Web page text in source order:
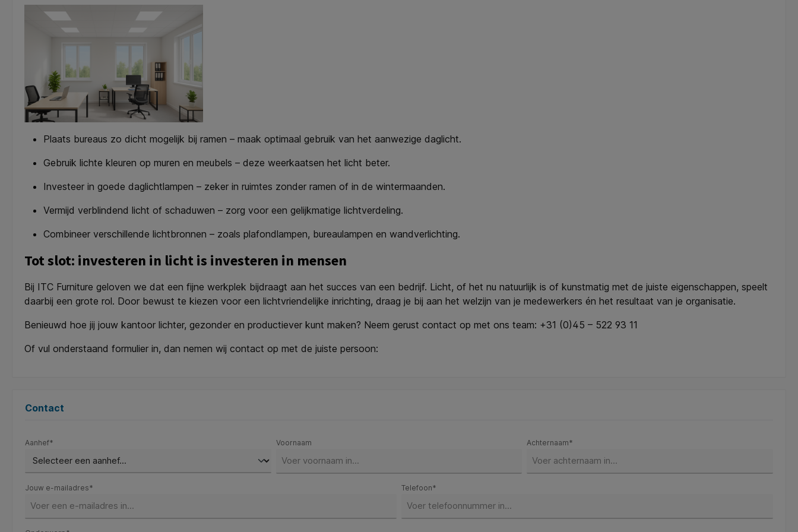
Plaats bureaus zo dicht mogelijk bij ramen – maak optimaal gebruik van het aanwezige daglicht.
Gebruik lichte kleuren op muren en meubels – deze weerkaatsen het licht beter.
Investeer in goede daglichtlampen – zeker in ruimtes zonder ramen of in de wintermaanden.
Vermijd verblindend licht of schaduwen – zorg voor een gelijkmatige lichtverdeling.
Combineer verschillende lichtbronnen – zoals plafondlampen, bureaulampen en wandverlichting.
Tot slot: investeren in licht is investeren in mensen
Bij ITC Furniture geloven we dat een fijne werkplek bijdraagt aan het succes van een bedrijf. Licht, of het nu natuurlijk is of kunstmatig met de juiste eigenschappen, speelt
daarbij een grote rol. Door bewust te kiezen voor een lichtvriendelijke inrichting, draag je bij aan het welzijn van je medewerkers én het resultaat van je organisatie.
Benieuwd hoe jij jouw kantoor lichter, gezonder en productiever kunt maken? Neem gerust contact op met ons team: +31 (0)45 – 522 93 11
Of vul onderstaand formulier in, dan nemen wij contact op met de juiste persoon:
Contact
Aanhef* Voornaam Achternaam*
Jouw e-mailadres* Telefoon*